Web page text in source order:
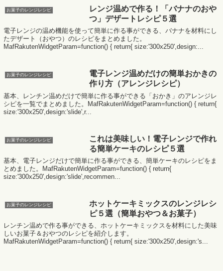
お菓子のレンジレシピ
レンジ温めで作る！「バナナのおや
つ」デザートレシピ５選
電子レンジの温め機能を使って簡単に作る事ができる、バナナを材料にし
たデザート（おやつ）のレシピをまとめました。
MafRakutenWidgetParam=function() { return{ size:'300x250',design:...
お菓子のレンジレシピ
電子レンジ温めだけの簡単おかきの
作り方（アレンジレシピ）
基本、レンチン温めだけで簡単に作る事ができる「おかき」のアレンジレ
シピを一覧でまとめました。MafRakutenWidgetParam=function() { return{
size:'300x250',design:'slide',r...
お菓子のレンジレシピ
これは美味しい！電子レンジで作れ
る簡単ケーキのレシピ５選
基本、電子レンジだけで簡単に作る事ができる、簡単ケーキのレシピをま
とめました。MafRakutenWidgetParam=function() { return{
size:'300x250',design:'slide',recommen...
お菓子のレンジレシピ
ホットケーキミックスのレンジレシ
ピ５選（簡単おやつ＆お菓子）
レンチン温めで作る事ができる、ホットケーキミックスを材料にした美味
しいお菓子＆おやつのレシピを紹介します。
MafRakutenWidgetParam=function() { return{ size:'300x250',design:'s...